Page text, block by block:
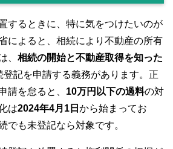
するときに、特に気をつけたいのが
によると、相続により不動産の所有
、 相続の開始と不動産取得を知った
登記を申請する義務があります。正
請を怠ると、 10万円以下の過料の対
は2024年4月1日 から始まってお
でも未登記なら対象です。